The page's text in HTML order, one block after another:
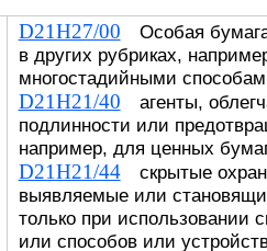
D21H27/00 Особая
в других рубриках,
многостадийными
D21H21/40 агенты,
подлинности или
например, для ценных
D21H21/44скрытые
выявляемые или
только при использовании
или способов или